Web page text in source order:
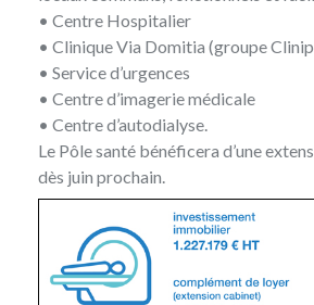
• Centre Hospitalier
• Clinique Via Domitia (groupe
• Service d’urgences
• Centre d’imagerie médicale
• Centre d’autodialyse.
Le Pôle santé bénéficera d’une
dès juin prochain.